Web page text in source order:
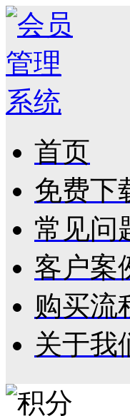
首页
免费下
常见问
客户案
购买流
关于我